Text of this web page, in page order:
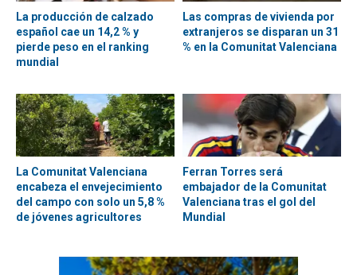
La producción de calzado
español cae un 14,2 % y
pierde peso en el ranking
mundial
Las compras de vivienda por
extranjeros se disparan un 31
% en la Comunitat Valenciana
La Comunitat Valenciana
encabeza el envejecimiento
del campo con solo un 5,8 %
de jóvenes agricultores
Ferran Torres será
embajador de la Comunitat
Valenciana tras el gol del
Mundial